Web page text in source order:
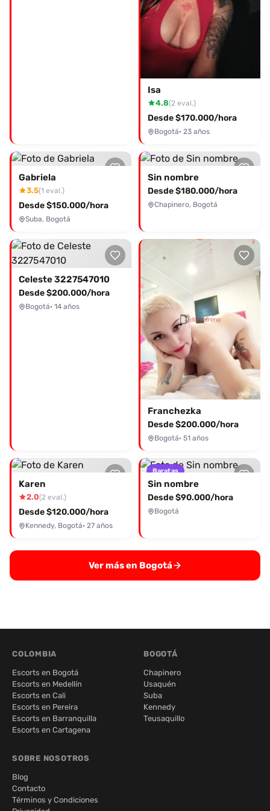
Isa
4.8(2 eval.)
Desde $170.000/hora
Bogotá· 23 años
Gabriela
3.5(1 eval.)
Desde $150.000/hora
Suba, Bogotá
Sin nombre
Desde $180.000/hora
Chapinero, Bogotá
Celeste 3227547010
Desde $200.000/hora
Bogotá· 14 años
Franchezka
Desde $200.000/hora
Bogotá· 51 años
Karen
2.0(2 eval.)
Desde $120.000/hora
Kennedy, Bogotá· 27 años
Baratas
Sin nombre
Desde $90.000/hora
Bogotá
Ver más en Bogotá
COLOMBIA
Escorts en Bogotá
Escorts en Medellín
Escorts en Cali
Escorts en Pereira
Escorts en Barranquilla
Escorts en Cartagena
BOGOTÁ
Chapinero
Usaquén
Suba
Kennedy
Teusaquillo
SOBRE NOSOTROS
Blog
Contacto
Términos y Condiciones